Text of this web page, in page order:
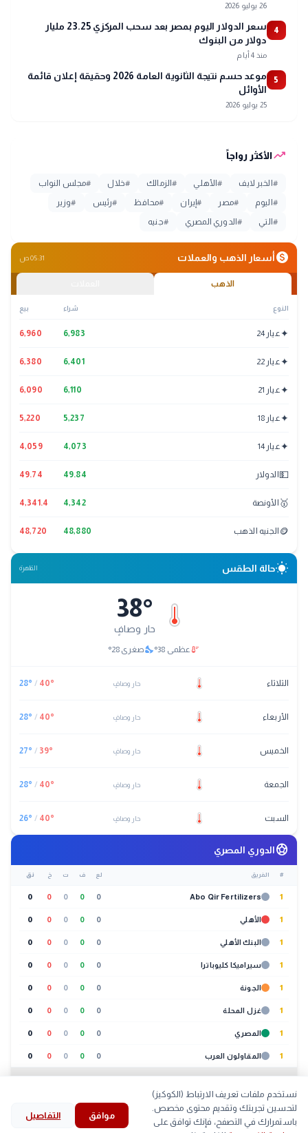
26 يوليو 2026
4
سعر الدولار اليوم بمصر بعد سحب المركزي 23.25 مليار
دولار من البنوك
منذ 4 أيام
5
موعد حسم نتيجة الثانوية العامة 2026 وحقيقة إعلان قائمة
الأوائل
25 يوليو 2026
trending_upالأكثر رواجاً
# الخبر لايف #الأهلي #الزمالك #خلال #مجلس النواب
# اليوم #مصر #إيران #محافظ #رئيس #وزير
# التي #الدوري المصري #جنيه
monetization_onأسعار الذهب والعملات 05:31 ص
الذهب
النوع شراء بيع
✦عيار 24 6,983
6,960
✦عيار 22 6,401
6,380
✦عيار 21 6,110
6,090
✦عيار 18 5,237
5,220
✦عيار 14 4,073
4,059
💵 الدولار 49.84
49.74
🥇 الأونصة 4,342
4,341.4
🪙 الجنيه الذهب 48,880
48,720
wb_sunnyحالة الطقس القاهرة
38°
حار وصافٍ
thermostatعظمى 38
°
nights_stayصغرى 28
°
الثلاثاء حار وصافٍ 40°
/
28°
الأربعاء حار وصافٍ 40°
/
28°
الخميس حار وصافٍ 39°
/
27°
الجمعة حار وصافٍ 40°
/
28°
السبت حار وصافٍ 40°
/
26°
sports_soccerالدوري المصري
# الفريق لع ف ت خ نق
1
Abo Qir Fertilizers
0
0
0
0
0
1 الأهلي 0
0
0
0
0
1 البنك الأهلي 0
0
0
0
0
1 سيراميكا كليوباترا 0
0
0
0
0
1 الجونة 0
0
0
0
0
1 غزل المحلة 0
0
0
0
0
1 المصري 0
0
0
0
0
1 المقاولون العرب 0
0
0
0
0
🐔بورصة الدواجن
home
explore
history
bookmark
search
نستخدم ملفات تعريف الارتباط (الكوكيز)
لتحسين تجربتك وتقديم محتوى مخصص.
باستمرارك في التصفح، فإنك توافق على
موافق التفاصيل